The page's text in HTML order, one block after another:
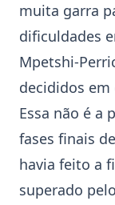
muita garra
dificuldades
Mpetshi-
decididos em
Essa não é a
fases finais
havia feito a
superado